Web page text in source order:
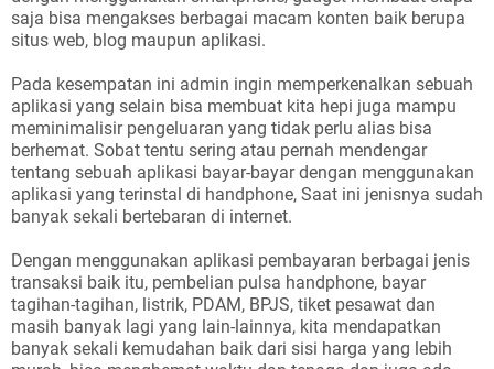
saja bisa mengakses berbagai macam konten baik berupa
situs web, blog maupun aplikasi.
Pada kesempatan ini admin ingin memperkenalkan sebuah
aplikasi yang selain bisa membuat kita hepi juga mampu
meminimalisir pengeluaran yang tidak perlu alias bisa
berhemat. Sobat tentu sering atau pernah mendengar
tentang sebuah aplikasi bayar-bayar dengan menggunakan
aplikasi yang terinstal di handphone, Saat ini jenisnya sudah
banyak sekali bertebaran di internet.
Dengan menggunakan aplikasi pembayaran berbagai jenis
transaksi baik itu, pembelian pulsa handphone, bayar
tagihan-tagihan, listrik, PDAM, BPJS, tiket pesawat dan
masih banyak lagi yang lain-lainnya, kita mendapatkan
banyak sekali kemudahan baik dari sisi harga yang lebih